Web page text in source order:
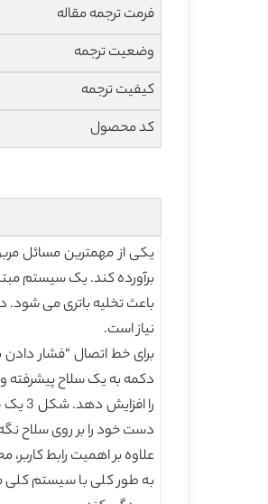
فرمت ترجمه مقاله
وضعیت ترجمه
کیفیت ترجمه
کد محصول
یکی از مهمترین مسائل
برآورده کند. یک سیستم
باعث تخلیه باتری می
نیاز است.
برای خط اتصال “فشار
دکمه به یک سلاح پیشرفته
دست خود را بر روی سلاح